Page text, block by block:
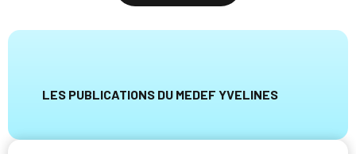
LES PUBLICATIONS DU MEDEF YVELINES